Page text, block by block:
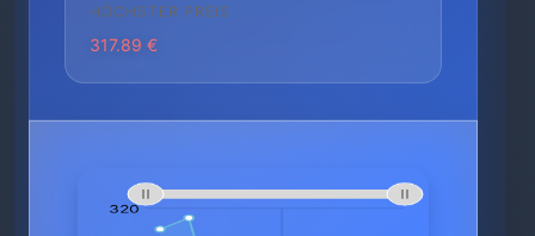
HÖCHSTER PREIS
317.89 €